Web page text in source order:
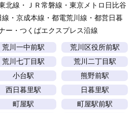
北線・ＪＲ常磐線・東京メトロ日比谷
・京成本線・都電荒川線・都営日暮
ー・つくばエクスプレス沿線
荒川一中前駅
荒川区役所前駅
荒川七丁目駅
荒川二丁目駅
小台駅
熊野前駅
西日暮里駅
日暮里駅
町屋駅
町屋駅前駅